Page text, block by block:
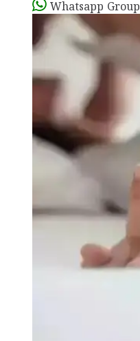
Whatsapp Group